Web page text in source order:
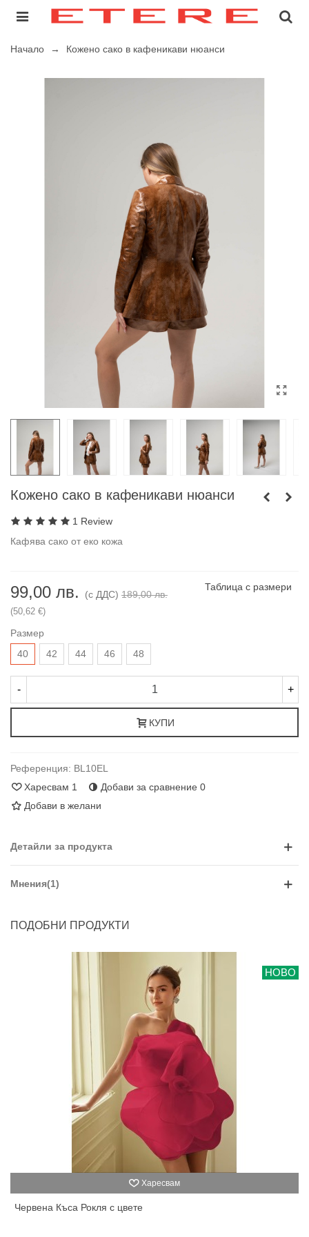
Начало → Кожено сако в кафеникави нюанси
Кожено сако в кафеникави нюанси
1 Review
Кафява сако от еко кожа
99,00 лв. (с ДДС) 189,00 лв.
(50,62 €)
Таблица с размери
Размер
40
42 44 46 48
- +
КУПИ
Референция: BL10EL
Харесвам 1 Добави за сравнение 0
Добави в желани
Детайли за продукта
Мнения(1)
ПОДОБНИ ПРОДУКТИ
НОВО
Харесвам
Червена Къса Рокля с цвете